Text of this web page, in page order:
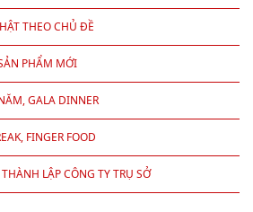
THEO CHỦ ĐỀ
PHẨM MỚI
GALA DINNER
FINGER FOOD
LẬP CÔNG TY TRỤ SỞ